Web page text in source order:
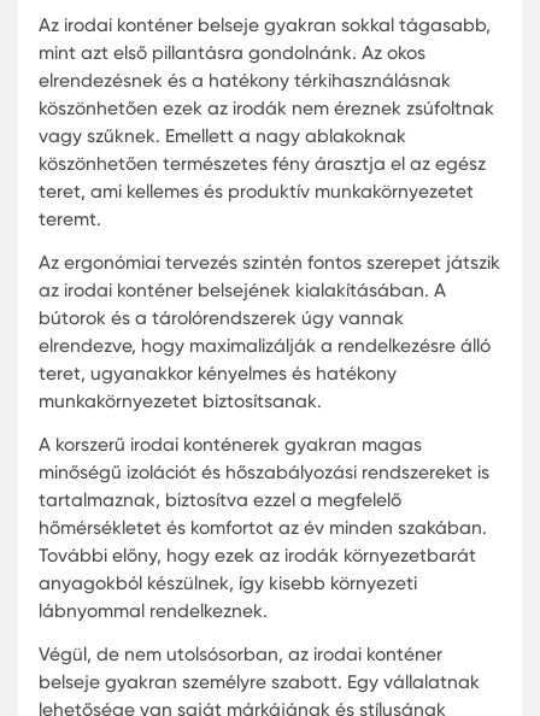
Rugalmas használat:Az irodakonténerek
könnyen áthelyezhetők és
Így, ha a vállalat bővít vagy átköltözik, az
irodakonténert könnyedén magával viheti.
Kiváló értékesítési lehetőségek:Az
értékesítése napjainkban virágzik. A kereslet
növekszik, és sok vállalat keres praktikus és
konténerek magas visszavásárlási értékkel
rendelkeznek, ami azt jelenti, hogy ha már
rájuk szükség, könnyedén eladhatók.
Összefoglalva, az irodakonténer projektek
megoldást kínálnak a vállalatok számára, akik
költséghatékony és rugalmas irodatér megoldást
keresnek. Az irodakonténerekkel való munka
költségeket takarít meg, hanem időt is, így a
vállalatok gyorsabban reagálhatnak a változó
igényekre.
Irodai konténer tervezés az Ön
igényeinek megfelelően